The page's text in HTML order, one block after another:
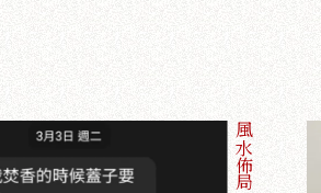
風水佈局